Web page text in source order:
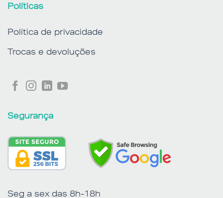
Políticas
Política de privacidade
Trocas e devoluções
Segurança
Seg a sex das 8h-18h